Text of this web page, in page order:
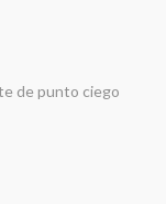
de punto ciego